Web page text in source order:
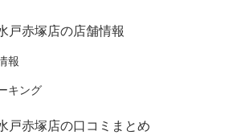
戸赤塚店の店舗情報
報
キング
戸赤塚店の口コミまとめ